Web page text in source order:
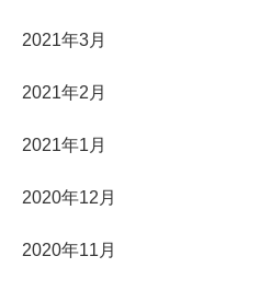
2021年3月
2021年2月
2021年1月
2020年12月
2020年11月